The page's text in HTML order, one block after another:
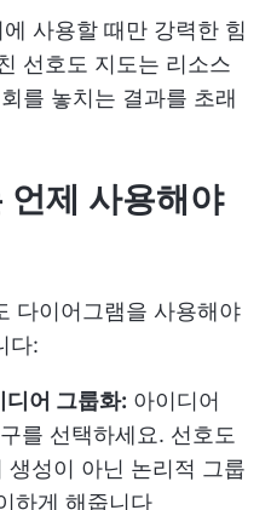
사용할 때만 강력한 힘
선호도 지도는 리소스
를 놓치는 결과를 초래
제 사용해야
다이어그램을 사용해야
다:
디어 그룹화: 아이디어
를 선택하세요. 선호도
생성이 아닌 논리적 그룹
하게 해줍니다